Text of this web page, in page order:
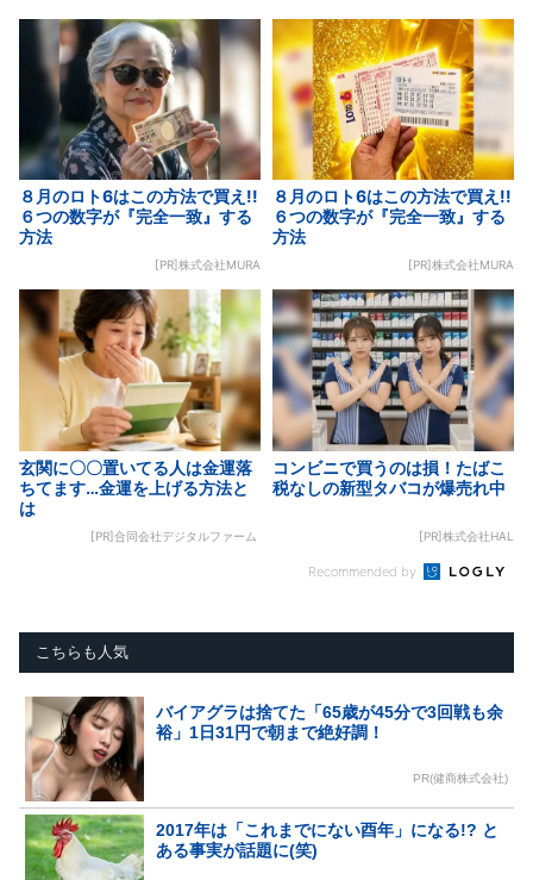
８月のロト6はこの方法で買え!!
６つの数字が『完全一致』する
方法
[PR]株式会社MURA
８月のロト6はこの方法で買え!!
６つの数字が『完全一致』する
方法
[PR]株式会社MURA
玄関に〇〇置いてる人は金運落
ちてます…金運を上げる方法と
は
[PR]合同会社デジタルファーム
コンビニで買うのは損！たばこ
税なしの新型タバコが爆売れ中
[PR]株式会社HAL
Recommended by
こちらも人気
バイアグラは捨てた「65歳が45分で3回戦も余
裕」1日31円で朝まで絶好調！
PR(健商株式会社)
2017年は「これまでにない酉年」になる!? と
ある事実が話題に(笑)